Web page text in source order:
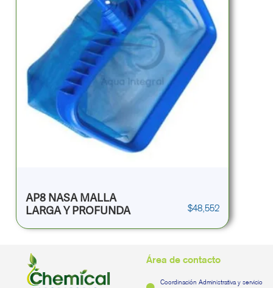
AP8 NASA MALLA
LARGA Y PROFUNDA
$48,552
Área de contacto
Coordinación Administrativa y servicio